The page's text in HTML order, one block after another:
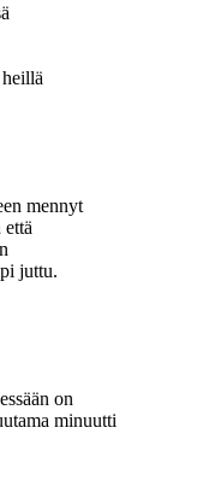
mennyt
juttu.
on
minuutti